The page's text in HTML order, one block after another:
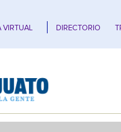
VIRTUAL DIRECTORIO